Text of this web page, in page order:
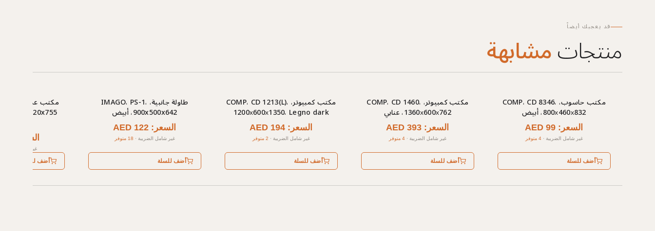
قد يعجبك أيضاً
منتجاتمشابهة
مكتب حاسوب، COMP، CD 8346،
800х460х832، أبيض
السعر: AED 99
غير شامل الضريبة ·4 متوفر
أضف للسلة
مكتب كمبيوتر، COMP، CD 1460،
1360х600х762، عنابي
السعر: AED 393
غير شامل الضريبة ·4 متوفر
أضف للسلة
مكتب كمبيوتر، COMP، CD 1213(L)،
1200х600х1350، Legno dark
السعر: AED 194
غير شامل الضريبة · 2 متوفر
أضف للسلة
طاولة جانبية، IMAGO، PS-1،
900x500x642، أبيض
السعر: AED 122
غير شامل الضريبة · 18 متوفر
أضف للسلة
السعر: AED 269
غير شامل الضريبة
أضف للسلة